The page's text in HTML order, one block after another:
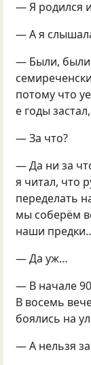
— Я родился
— А я
— Были, были
потому что
е годы
— За что?
— Да ни за
я читал, что
переделать
мы соберём
наши
— Да уж…
— В начале
В восемь
боялись на
— А нельзя